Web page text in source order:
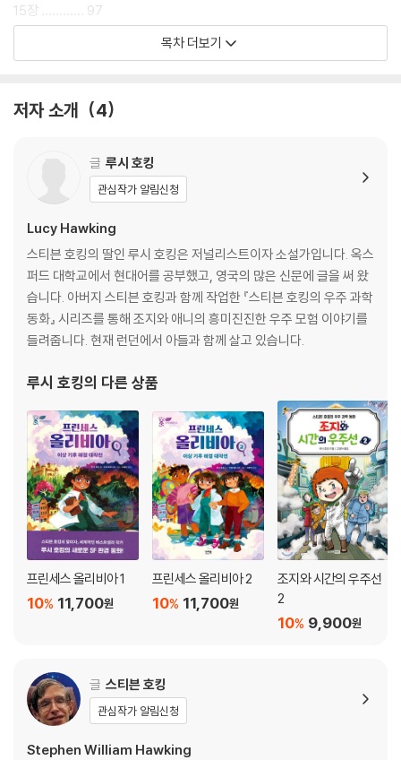
는 양자 컴퓨터일지라도 사람과 사람 사이의 암호는 풀 수 없다고 이 책의
저자인 스티븐 호킹과 루시 호킹은 말합니다. 휴대 전화를 이용해 친구들
과 연락하고, 직장에서는 컴퓨터 네트워크를 통해 일을 하는 디지털 시대
있는 것이지요. 과학적 지식뿐 아니라 감성 능력도 한 뼘 더 키우는 이번 이
15장 ………… 97
16장 ………… 112
옮긴이의 글 ………… 198
목차 더보기
저자 소개 4
글 루시 호킹
관심작가 알림신청
Lucy Hawking
스티븐 호킹의 딸인 루시 호킹은 저널리스트이자 소설가입니다. 옥스
퍼드 대학교에서 현대어를 공부했고, 영국의 많은 신문에 글을 써 왔
습니다. 아버지 스티븐 호킹과 함께 작업한 『스티븐 호킹의 우주 과학
동화』 시리즈를 통해 조지와 애니의 흥미진진한 우주 모험 이야기를
들려줍니다. 현재 런던에서 아들과 함께 살고 있습니다.
루시 호킹의 다른 상품
프린세스 올리비아 1
11,700원
10%
프린세스 올리비아 2
11,700원
10%
조지와 시간의 우주선
2
9,900원
10%
글 스티븐 호킹
관심작가 알림신청
Stephen William Hawking